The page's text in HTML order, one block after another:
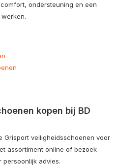
ondersteuning en een
kopen bij BD
Grisport veiligheidsschoenen voor
assortiment online of bezoek
persoonlijk advies.